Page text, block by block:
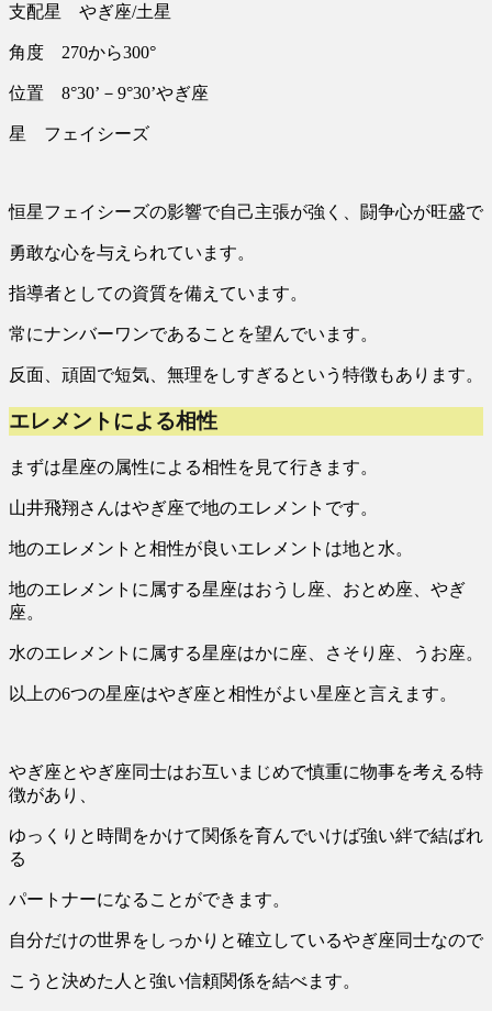
支配星 やぎ座/土星
角度 270から300°
位置 8°30’－9°30’やぎ座
星 フェイシーズ
恒星フェイシーズの影響で自己主張が強く、闘争心が旺盛で
勇敢な心を与えられています。
指導者としての資質を備えています。
常にナンバーワンであることを望んでいます。
反面、頑固で短気、無理をしすぎるという特徴もあります。
エレメントによる相性
まずは星座の属性による相性を見て行きます。
山井飛翔さんはやぎ座で地のエレメントです。
地のエレメントと相性が良いエレメントは地と水。
地のエレメントに属する星座はおうし座、おとめ座、やぎ
座。
水のエレメントに属する星座はかに座、さそり座、うお座。
以上の6つの星座はやぎ座と相性がよい星座と言えます。
やぎ座とやぎ座同士はお互いまじめで慎重に物事を考える特
徴があり、
ゆっくりと時間をかけて関係を育んでいけば強い絆で結ばれ
る
パートナーになることができます。
自分だけの世界をしっかりと確立しているやぎ座同士なので
こうと決めた人と強い信頼関係を結べます。